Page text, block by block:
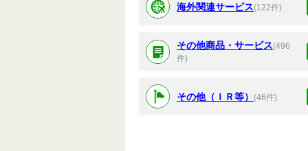
海外関連サービス(122件)
その他商品・サービス(496
件)
その他（ＩＲ等） (46件)